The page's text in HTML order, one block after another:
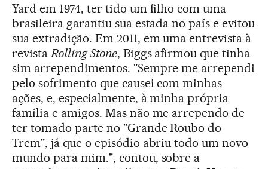
Yard em 1974, ter tido um filho com uma
brasileira garantiu sua estada no país e evitou
sua extradição. Em 2011, em uma entrevista à
revistaRolling Stone, Biggs afirmou que tinha
sim arrependimentos. "Sempre me arrependi
pelo sofrimento que causei com minhas
ações, e, especialmente, à minha própria
família e amigos. Mas não me arrependo de
ter tomado parte no "Grande Roubo do
Trem", já que o episódio abriu todo um novo
mundo para mim.", contou, sobre a